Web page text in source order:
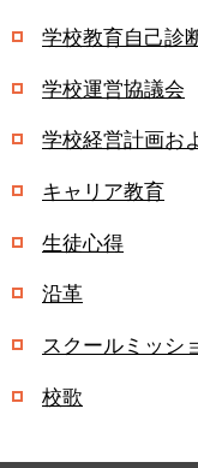
学校教育自己診
学校運営協議会
学校経営計画お
キャリア教育
生徒心得
沿革
スクールミッシ
校歌